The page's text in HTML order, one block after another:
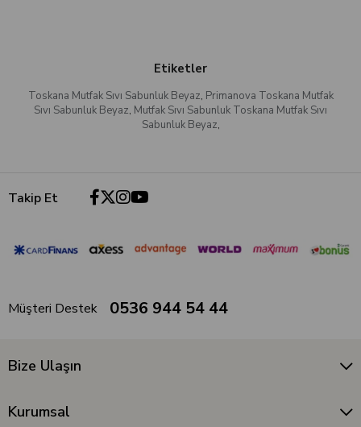
Etiketler
Toskana Mutfak Sıvı Sabunluk Beyaz, Primanova Toskana Mutfak
Sıvı Sabunluk Beyaz, Mutfak Sıvı Sabunluk Toskana Mutfak Sıvı
Sabunluk Beyaz,
Takip Et
Müşteri Destek 0536 944 54 44
Bize Ulaşın
Kurumsal